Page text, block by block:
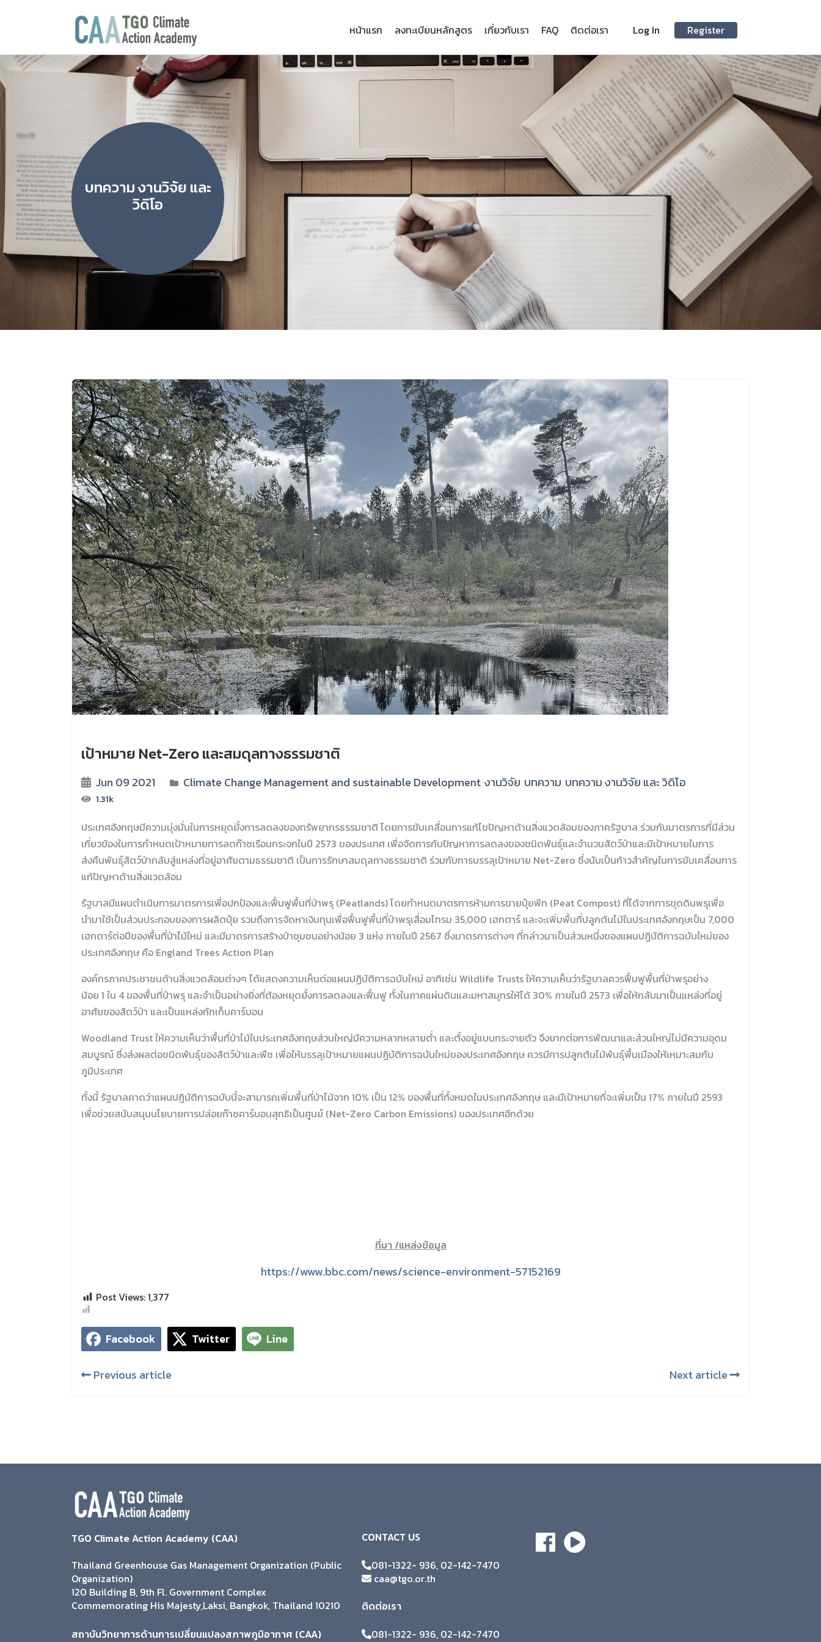
หน้าแรก ลงทะเบียนหลักสูตร เกี่ยวกับเรา FAQ ติดต่อเรา Log In Register
บทความ งานวิจัย และ
วิดิโอ
เป้าหมาย Net-Zero และสมดุลทางธรรมชาติ
Jun 09 2021 Climate Change Management and sustainable Development, งานวิจัย, บทความ, บทความ งานวิจัย และ วิดิโอ
1.31k
ประเทศอังกฤษมีความมุ่งมั่นในการหยุดยั้งการลดลงของทรัพยากรธรรมชาติ โดยการขับเคลื่อนการแก้ไขปัญหาด้านสิ่งแวดล้อมของภาครัฐบาล ร่วมกับมาตรการที่มีส่วน
เกี่ยวข้องในการกำหนดเป้าหมายการลดก๊าซเรือนกระจกในปี 2573 ของประเทศ เพื่อจัดการกับปัญหาการลดลงของชนิดพันธุ์และจำนวนสัตว์ป่าและมีเป้าหมายในการ
ส่งคืนพันธุ์สัตว์ป่ากลับสู่แหล่งที่อยู่อาศัยตามธรรมชาติ เป็นการรักษาสมดุลทางธรรมชาติ ร่วมกับการบรรลุเป้าหมาย Net-Zero ซึ่งนับเป็นก้าวสำคัญในการขับเคลื่อนการ
แก้ปัญหาด้านสิ่งแวดล้อม
รัฐบาลมีแผนดำเนินการมาตรการเพื่อปกป้องและฟื้นฟูพื้นที่ป่าพรุ (Peatlands) โดยกำหนดมาตรการห้ามการขายปุ๋ยพีท (Peat Compost) ที่ได้จากการขุดดินพรุเพื่อ
นำมาใช้เป็นส่วนประกอบของการผลิตปุ๋ย รวมถึงการจัดหาเงินทุนเพื่อฟื้นฟูพื้นที่ป่าพรุเสื่อมโทรม 35,000 เฮกตาร์ และจะเพิ่มพื้นที่ปลูกต้นไม้ในประเทศอังกฤษเป็น 7,000
เฮกตาร์ต่อปีของพื้นที่ป่าไม้ใหม่ และมีมาตรการสร้างป่าชุมชนอย่างน้อย 3 แห่ง ภายในปี 2567 ซึ่งมาตรการต่างๆ ที่กล่าวมาเป็นส่วนหนึ่งของแผนปฏิบัติการฉบับใหม่ของ
ประเทศอังกฤษ คือ England Trees Action Plan
องค์กรภาคประชาชนด้านสิ่งแวดล้อมต่างๆ ได้แสดงความเห็นต่อแผนปฏิบัติการฉบับใหม่ อาทิเช่น Wildlife Trusts ให้ความเห็นว่ารัฐบาลควรฟื้นฟูพื้นที่ป่าพรุอย่าง
น้อย 1 ใน 4 ของพื้นที่ป่าพรุ และจำเป็นอย่างยิ่งที่ต้องหยุดยั้งการลดลงและฟื้นฟู ทั้งในภาคแผ่นดินและมหาสมุทรให้ได้ 30% ภายในปี 2573 เพื่อให้กลับมาเป็นแหล่งที่อยู่
อาศัยของสัตว์ป่า และเป็นแหล่งกักเก็บคาร์บอน
Woodland Trust ให้ความเห็นว่าพื้นที่ป่าไม้ในประเทศอังกฤษส่วนใหญ่มีความหลากหลายต่ำ และตั้งอยู่แบบกระจายตัว จึงยากต่อการพัฒนาและส่วนใหญ่ไม่มีความอุดม
สมบูรณ์ ซึ่งส่งผลต่อชนิดพันธุ์ของสัตว์ป่าและพืช เพื่อให้บรรลุเป้าหมายแผนปฏิบัติการฉบับใหม่ของประเทศอังกฤษ ควรมีการปลูกต้นไม้พันธุ์พื้นเมืองให้เหมาะสมกับ
ภูมิประเทศ
ทั้งนี้ รัฐบาลคาดว่าแผนปฏิบัติการฉบับนี้จะสามารถเพิ่มพื้นที่ป่าไม้จาก 10% เป็น 12% ของพื้นที่ทั้งหมดในประเทศอังกฤษ และมีเป้าหมายที่จะเพิ่มเป็น 17% ภายในปี 2593
เพื่อช่วยสนับสนุนนโยบายการปล่อยก๊าซคาร์บอนสุทธิเป็นศูนย์ (Net-Zero Carbon Emissions) ของประเทศอีกด้วย
ที่มา /แหล่งข้อมูล
https://www.bbc.com/news/science-environment-57152169
Post Views:1,377
Facebook Twitter Line
Previous article Next article
TGO Climate Action Academy (CAA)
Thailand Greenhouse Gas Management Organization (Public
Organization)
120 Building B, 9th Fl. Government Complex
Commemorating His Majesty,Laksi, Bangkok, Thailand 10210
สถาบันวิทยาการด้านการเปลี่ยนแปลงสภาพภูมิอากาศ (CAA)
CONTACT US
081-1322- 936, 02-142-7470
caa@tgo.or.th
ติดต่อเรา
081-1322- 936, 02-142-7470